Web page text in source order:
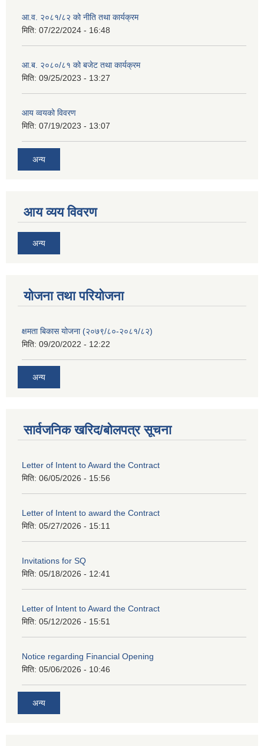
आ.व. २०८१/८२ को नीति तथा कार्यक्रम
मिति: 07/22/2024 - 16:48
आ.ब. २०८०/८१ को बजेट तथा कार्यक्रम
मिति: 09/25/2023 - 13:27
आय व्वयको विवरण
मिति: 07/19/2023 - 13:07
अन्य
आय व्यय विवरण
अन्य
याेजना तथा परियाेजना
क्षमता बिकास योजना (२०७९/८०-२०८१/८२)
मिति: 09/20/2022 - 12:22
अन्य
सार्वजनिक खरिद/बोलपत्र सूचना
Letter of Intent to Award the Contract
मिति: 06/05/2026 - 15:56
Letter of Intent to award the Contract
मिति: 05/27/2026 - 15:11
Invitations for SQ
मिति: 05/18/2026 - 12:41
Letter of Intent to Award the Contract
मिति: 05/12/2026 - 15:51
Notice regarding Financial Opening
मिति: 05/06/2026 - 10:46
अन्य